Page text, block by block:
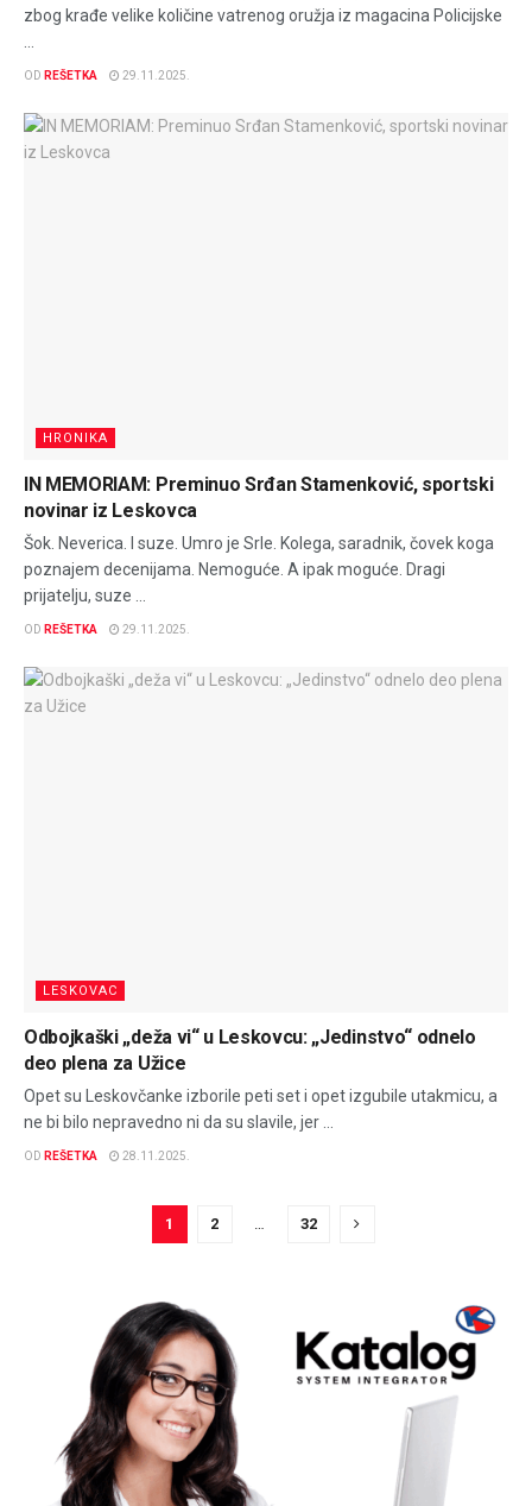
zbog krađe velike količine vatrenog oružja iz magacina Policijske
OD REŠETKA 29.11.2025.
HRONIKA
IN MEMORIAM: Preminuo Srđan Stamenković, sportski
novinar iz Leskovca
Šok. Neverica. I suze. Umro je Srle. Kolega, saradnik, čovek koga
poznajem decenijama. Nemoguće. A ipak moguće. Dragi
prijatelju, suze ...
OD REŠETKA 29.11.2025.
LESKOVAC
Odbojkaški „deža vi“ u Leskovcu: „Jedinstvo“ odnelo
deo plena za Užice
Opet su Leskovčanke izborile peti set i opet izgubile utakmicu, a
ne bi bilo nepravedno ni da su slavile, jer ...
OD REŠETKA 28.11.2025.
1 2 … 32